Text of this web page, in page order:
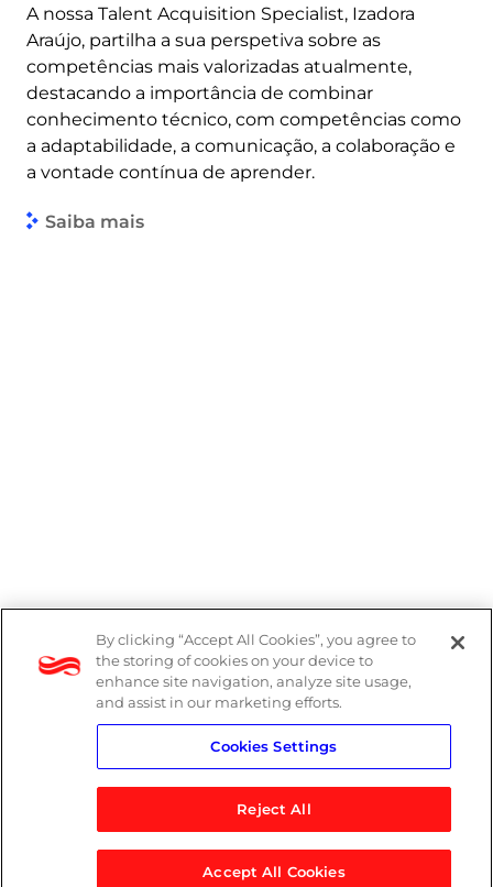
A nossa Talent Acquisition Specialist, Izadora
Araújo, partilha a sua perspetiva sobre as
competências mais valorizadas atualmente,
destacando a importância de combinar
conhecimento técnico, com competências como
a adaptabilidade, a comunicação, a colaboração e
a vontade contínua de aprender.
Saiba mais
© 2026 Logicalis Group
Denúncias
Política de Privacidade
Política do Sistema de Gestão Integrado
By clicking “Accept All Cookies”, you agree to
the storing of cookies on your device to
enhance site navigation, analyze site usage,
and assist in our marketing efforts.
Cookies Settings
Reject All
Accept All Cookies